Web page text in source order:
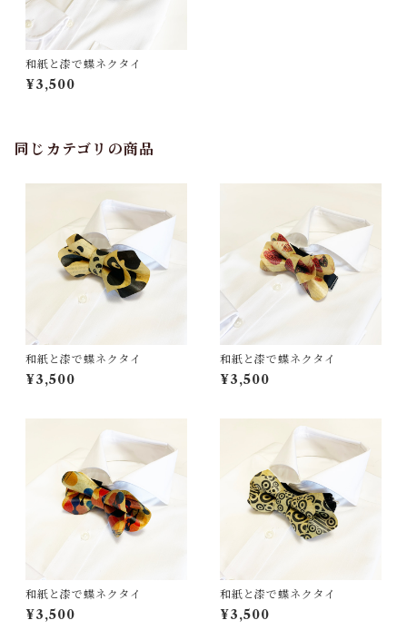
和紙と漆で蝶ネクタイ
¥3,500
同じカテゴリの商品
和紙と漆で蝶ネクタイ
¥3,500
和紙と漆で蝶ネクタイ
¥3,500
和紙と漆で蝶ネクタイ
¥3,500
和紙と漆で蝶ネクタイ
¥3,500